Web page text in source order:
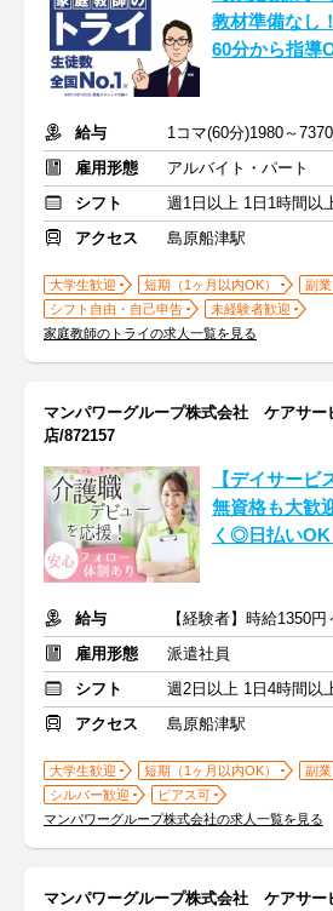
教材準備なし
60分から指導
給与
1コマ(60分)1980～
雇用形態
アルバイト・パート
シフト
週1日以上 1日1時間以
アクセス
島原船津駅
大学生歓迎 短期（1ヶ月以内OK）
副
シフト自由・自己申告
未経験者歓迎
家庭教師のトライの求人一覧を見る
マンパワーグループ株式会社 ケアサ
店/872157
【デイサービ
無資格も大歓
く◎日払い
給与
雇用形態
派遣社員
シフト
週2日以上 1日4時間以
アクセス
島原船津駅
大学生歓迎 短期（1ヶ月以内OK）
副
シルバー歓迎
ピアス可
マンパワーグループ株式会社の求人一覧を見る
マンパワーグループ株式会社 ケアサ